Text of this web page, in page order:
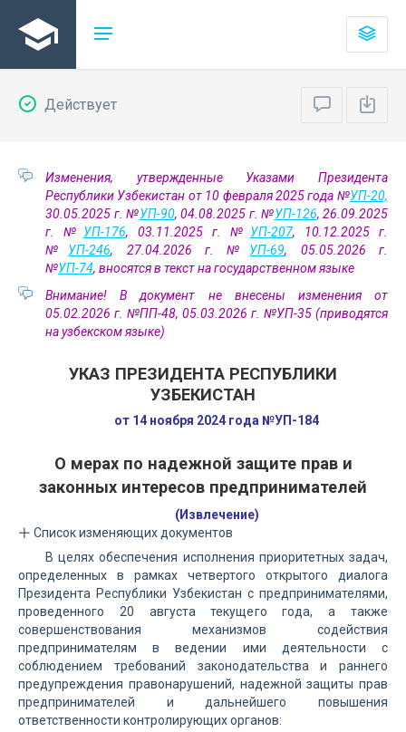
Действует
Изменения, утвержденные Указами Президента
Республики Узбекистан от 10 февраля 2025 года №УП-20,
30.05.2025 г. №УП-90, 04.08.2025 г. №УП-126, 26.09.2025
г. № УП-176, 03.11.2025 г. № УП-207, 10.12.2025 г.
№ УП-246, 27.04.2026 г. № УП-69, 05.05.2026 г.
№УП-74, вносятся в текст на государственном языке
Внимание! В документ не внесены изменения от
05.02.2026 г. №ПП-48, 05.03.2026 г. №УП-35 (приводятся
на узбекском языке)
УКАЗ ПРЕЗИДЕНТА РЕСПУБЛИКИ
УЗБЕКИСТАН
от 14 ноября 2024 года №УП-184
О мерах по надежной защите прав и
законных интересов предпринимателей
(Извлечение)
Список изменяющих документов
В целях обеспечения исполнения приоритетных задач,
определенных в рамках четвертого открытого диалога
Президента Республики Узбекистан с предпринимателями,
проведенного 20 августа текущего года, а также
совершенствования механизмов содействия
предпринимателям в ведении ими деятельности с
соблюдением требований законодательства и раннего
предупреждения правонарушений, надежной защиты прав
предпринимателей и дальнейшего повышения
ответственности контролирующих органов: